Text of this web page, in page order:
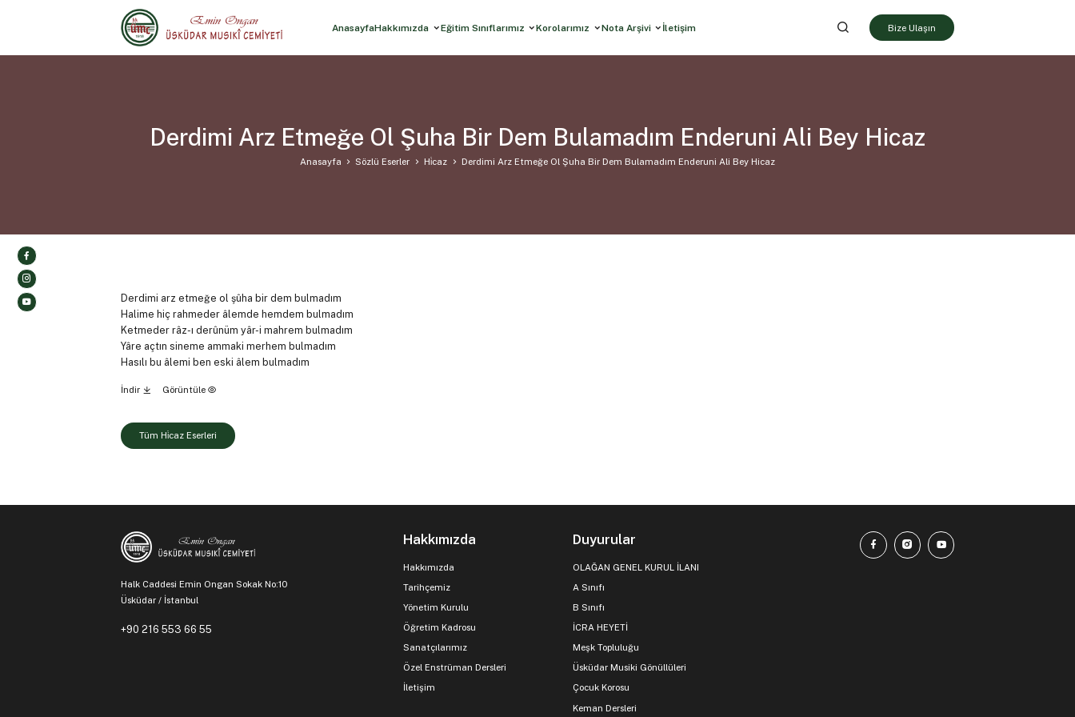
AnasayfaHakkımızda Eğitim Sınıflarımız Korolarımız Nota Arşivi İletişim Bize Ulaşın
Derdimi Arz Etmeğe Ol Şuha Bir Dem Bulamadım Enderuni Ali Bey Hicaz
Anasayfa Sözlü Eserler Hi̇caz Derdimi Arz Etmeğe Ol Şuha Bir Dem Bulamadım Enderuni Ali Bey Hicaz
Derdimi arz etmeğe ol şûha bir dem bulmadım
Halime hiç rahmeder âlemde hemdem bulmadım
Ketmeder râz-ı derûnüm yâr-i mahrem bulmadım
Yâre açtın sineme ammaki merhem bulmadım
Hasılı bu âlemi ben eski âlem bulmadım
İndir Görüntüle
Tüm Hi̇caz Eserleri
Halk Caddesi Emin Ongan Sokak No:10
Üsküdar / İstanbul
+90 216 553 66 55
Hakkımızda
Hakkımızda
Tarihçemiz
Yönetim Kurulu
Öğretim Kadrosu
Sanatçılarımız
Özel Enstrüman Dersleri
İletişim
Duyurular
OLAĞAN GENEL KURUL İLANI
A Sınıfı
B Sınıfı
İCRA HEYETİ
Meşk Topluluğu
Üsküdar Musiki Gönüllüleri
Çocuk Korosu
Keman Dersleri